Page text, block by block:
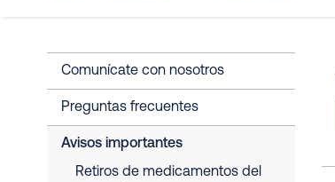
Comunícate con nosotros
Preguntas frecuentes
Avisos importantes
Retiros de medicamentos del